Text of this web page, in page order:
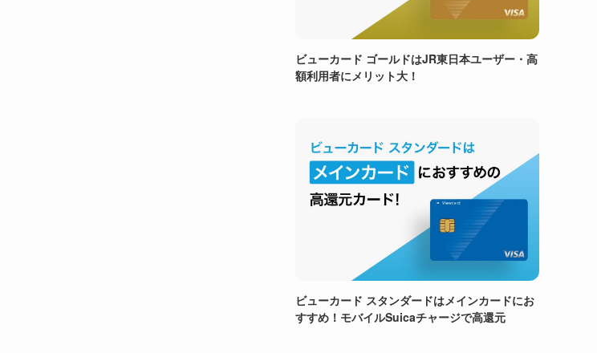
ビューカード ゴールドはJR東日本ユーザー・高
額利用者にメリット大！
ビューカード スタンダードはメインカードにお
すすめ！モバイルSuicaチャージで高還元